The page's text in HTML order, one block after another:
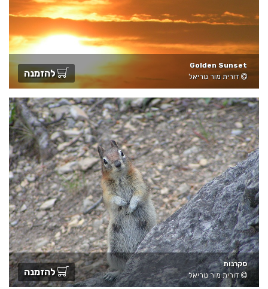
Golden Sunset
דורית מור נוריאל
להזמנה
סקרנות
דורית מור נוריאל
להזמנה